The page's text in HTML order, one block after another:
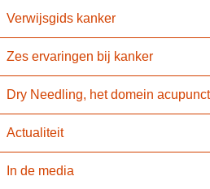
Verwijsgids kanker
Zes ervaringen bij kanker
Dry Needling, het domein
Actualiteit
In de media